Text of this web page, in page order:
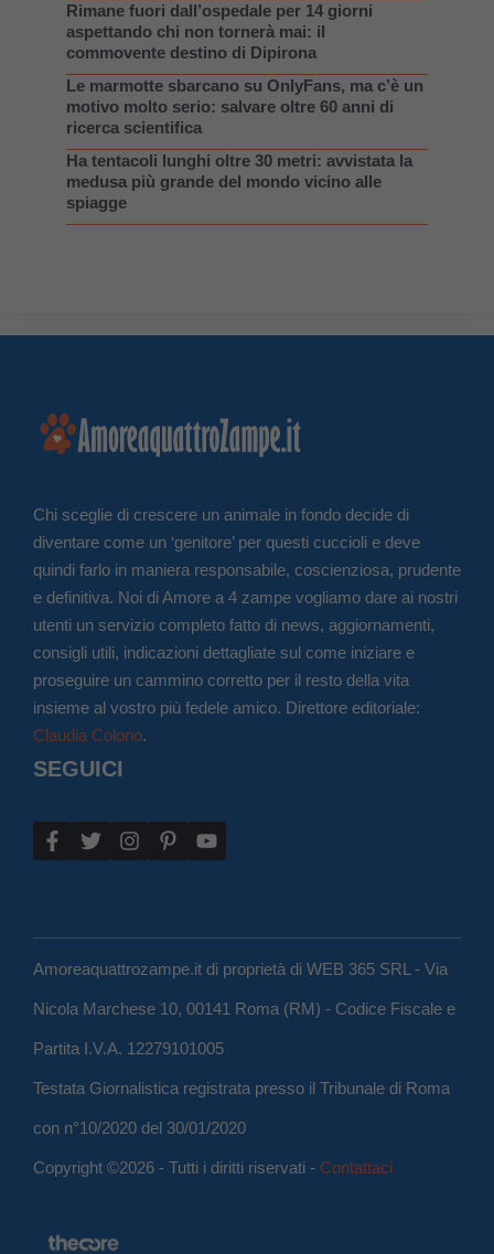
Rimane fuori dall’ospedale per 14 giorni
aspettando chi non tornerà mai: il
commovente destino di Dipirona
Le marmotte sbarcano su OnlyFans, ma c’è un
motivo molto serio: salvare oltre 60 anni di
ricerca scientifica
Ha tentacoli lunghi oltre 30 metri: avvistata la
medusa più grande del mondo vicino alle
spiagge
Chi sceglie di crescere un animale in fondo decide di
diventare come un ‘genitore’ per questi cuccioli e deve
quindi farlo in maniera responsabile, coscienziosa, prudente
e definitiva. Noi di Amore a 4 zampe vogliamo dare ai nostri
utenti un servizio completo fatto di news, aggiornamenti,
consigli utili, indicazioni dettagliate sul come iniziare e
proseguire un cammino corretto per il resto della vita
insieme al vostro più fedele amico. Direttore editoriale:
Claudia Colono.
SEGUICI
Amoreaquattrozampe.it di proprietà di WEB 365 SRL - Via
Nicola Marchese 10, 00141 Roma (RM) - Codice Fiscale e
Partita I.V.A. 12279101005
Testata Giornalistica registrata presso il Tribunale di Roma
con n°10/2020 del 30/01/2020
Copyright ©2026 - Tutti i diritti riservati - Contattaci